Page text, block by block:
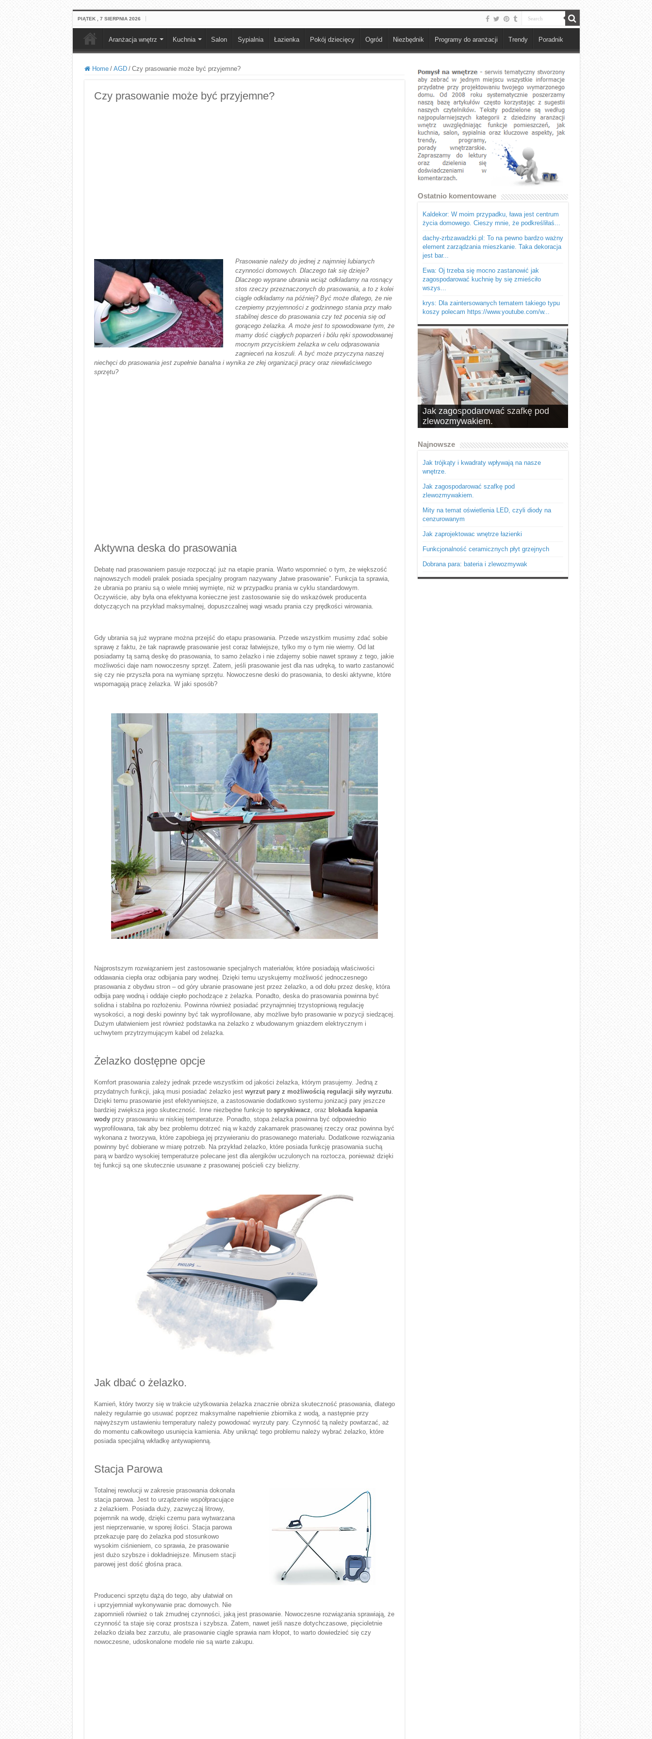
PIĄTEK , 7 SIERPNIA 2026
Aranżacja wnętrz Kuchnia Salon Sypialnia Łazienka Pokój dziecięcy Ogród Niezbędnik Programy do aranżacji Trendy Poradnik
Home / AGD / Czy prasowanie może być przyjemne?
Czy prasowanie może być przyjemne?
Prasowanie należy do jednej z najmniej lubianych
czynności domowych. Dlaczego tak się dzieje?
Dlaczego wyprane ubrania wciąż odkładamy na rosnący
stos rzeczy przeznaczonych do prasowania, a to z kolei
ciągle odkładamy na później? Być może dlatego, że nie
czerpiemy przyjemności z godzinnego stania przy mało
stabilnej desce do prasowania czy też pocenia się od
gorącego żelazka. A może jest to spowodowane tym, że
mamy dość ciągłych poparzeń i bólu ręki spowodowanej
mocnym przyciskiem żelazka w celu odprasowania
zagnieceń na koszuli. A być może przyczyna naszej
niechęci do prasowania jest zupełnie banalna i wynika ze złej organizacji pracy oraz niewłaściwego
sprzętu?
Aktywna deska do prasowania
Debatę nad prasowaniem pasuje rozpocząć już na etapie prania. Warto wspomnieć o tym, że większość
najnowszych modeli pralek posiada specjalny program nazywany „łatwe prasowanie”. Funkcja ta sprawia,
że ubrania po praniu są o wiele mniej wymięte, niż w przypadku prania w cyklu standardowym.
Oczywiście, aby była ona efektywna konieczne jest zastosowanie się do wskazówek producenta
dotyczących na przykład maksymalnej, dopuszczalnej wagi wsadu prania czy prędkości wirowania.
Gdy ubrania są już wyprane można przejść do etapu prasowania. Przede wszystkim musimy zdać sobie
sprawę z faktu, że tak naprawdę prasowanie jest coraz łatwiejsze, tylko my o tym nie wiemy. Od lat
posiadamy tą samą deskę do prasowania, to samo żelazko i nie zdajemy sobie nawet sprawy z tego, jakie
możliwości daje nam nowoczesny sprzęt. Zatem, jeśli prasowanie jest dla nas udręką, to warto zastanowić
się czy nie przyszła pora na wymianę sprzętu. Nowoczesne deski do prasowania, to deski aktywne, które
wspomagają pracę żelazka. W jaki sposób?
Najprostszym rozwiązaniem jest zastosowanie specjalnych materiałów, które posiadają właściwości
oddawania ciepła oraz odbijania pary wodnej. Dzięki temu uzyskujemy możliwość jednoczesnego
prasowania z obydwu stron – od góry ubranie prasowane jest przez żelazko, a od dołu przez deskę, która
odbija parę wodną i oddaje ciepło pochodzące z żelazka. Ponadto, deska do prasowania powinna być
solidna i stabilna po rozłożeniu. Powinna również posiadać przynajmniej trzystopniową regulację
wysokości, a nogi deski powinny być tak wyprofilowane, aby możliwe było prasowanie w pozycji siedzącej.
Dużym ułatwieniem jest również podstawka na żelazko z wbudowanym gniazdem elektrycznym i
uchwytem przytrzymującym kabel od żelazka.
Żelazko dostępne opcje
Komfort prasowania zależy jednak przede wszystkim od jakości żelazka, którym prasujemy. Jedną z
przydatnych funkcji, jaką musi posiadać żelazko jest wyrzut pary z możliwością regulacji siły wyrzutu
Dzięki temu prasowanie jest efektywniejsze, a zastosowanie dodatkowo systemu jonizacji pary jeszcze
bardziej zwiększa jego skuteczność. Inne niezbędne funkcje to spryskiwacz , oraz blokada kapania
wodyprzy prasowaniu w niskiej temperaturze. Ponadto, stopa żelazka powinna być odpowiednio
wyprofilowana, tak aby bez problemu dotrzeć nią w każdy zakamarek prasowanej rzeczy oraz powinna być
wykonana z tworzywa, które zapobiega jej przywieraniu do prasowanego materiału. Dodatkowe rozwiązania
powinny być dobierane w miarę potrzeb. Na przykład żelazko, które posiada funkcję prasowania suchą
parą w bardzo wysokiej temperaturze polecane jest dla alergików uczulonych na roztocza, ponieważ dzięki
tej funkcji są one skutecznie usuwane z prasowanej pościeli czy bielizny.
Jak dbać o żelazko.
Kamień, który tworzy się w trakcie użytkowania żelazka znacznie obniża skuteczność prasowania, dlatego
należy regularnie go usuwać poprzez maksymalne napełnienie zbiornika z wodą, a następnie przy
najwyższym ustawieniu temperatury należy powodować wyrzuty pary. Czynność tą należy powtarzać, aż
do momentu całkowitego usunięcia kamienia. Aby uniknąć tego problemu należy wybrać żelazko, które
posiada specjalną wkładkę antywapienną.
Stacja Parowa
Totalnej rewolucji w zakresie prasowania dokonała
stacja parowa. Jest to urządzenie współpracujące
z żelazkiem. Posiada duży, zazwyczaj litrowy,
pojemnik na wodę, dzięki czemu para wytwarzana
jest nieprzerwanie, w sporej ilości. Stacja parowa
przekazuje parę do żelazka pod stosunkowo
wysokim ciśnieniem, co sprawia, że prasowanie
jest dużo szybsze i dokładniejsze. Minusem stacji
parowej jest dość głośna praca.
Producenci sprzętu dążą do tego, aby ułatwiał on
i uprzyjemniał wykonywanie prac domowych. Nie
zapomnieli również o tak żmudnej czynności, jaką jest prasowanie. Nowoczesne rozwiązania sprawiają, że
czynność ta staje się coraz prostsza i szybsza. Zatem, nawet jeśli nasze dotychczasowe, pięcioletnie
żelazko działa bez zarzutu, ale prasowanie ciągle sprawia nam kłopot, to warto dowiedzieć się czy
nowoczesne, udoskonalone modele nie są warte zakupu.
Ostatnio komentowane
Kaldekor: W moim przypadku, ława jest centrum
życia domowego. Cieszy mnie, że podkreśliłaś...
dachy-zrbzawadzki.pl: To na pewno bardzo ważny
element zarządzania mieszkanie. Taka dekoracja
jest bar...
Ewa: Oj trzeba się mocno zastanowić jak
zagospodarować kuchnię by się zmieściło
wszys...
krys: Dla zaintersowanych tematem takiego typu
koszy polecam https://www.youtube.com/w...
Jak zagospodarować szafkę pod
zlewozmywakiem.
10 pomysłów na schowki, czyli
dobrze wykorzystana przestrzeń
Najnowsze
Jak trójkąty i kwadraty wpływają na nasze
wnętrze.
Jak zagospodarować szafkę pod
zlewozmywakiem.
Mity na temat oświetlenia LED, czyli diody na
cenzurowanym
Jak zaprojektowac wnętrze łazienki
Funkcjonalność ceramicznych płyt grzejnych
Dobrana para: bateria i zlewozmywak